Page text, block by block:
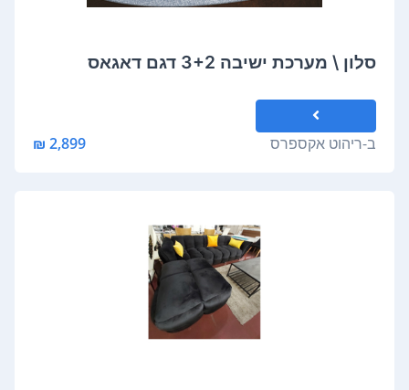
סלון \ מערכת ישיבה 3+2 דגם דאגאס
ב-ריהוט אקספרס 2,899 ₪